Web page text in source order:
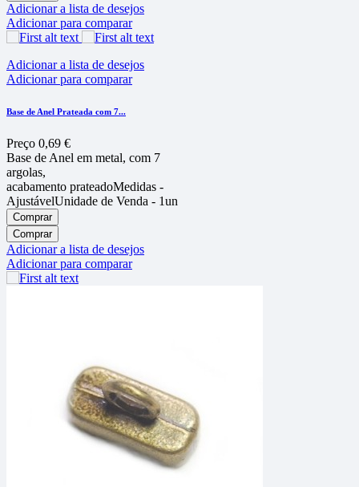
Adicionar a lista de desejos
Adicionar para comparar
Adicionar a lista de desejos
Adicionar para comparar
Base de Anel Prateada com 7...
Preço 0,69 €
Base de Anel em metal, com 7
argolas,
acabamento prateadoMedidas -
AjustávelUnidade de Venda - 1un
Comprar
Comprar
Adicionar a lista de desejos
Adicionar para comparar